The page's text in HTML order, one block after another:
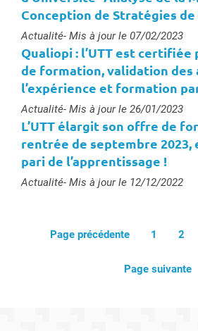
Conception de Stratégies
Type :
Actualité- Mis à jour le 07/02/2023
Qualiopi : l’UTT est certifiée
de formation, validation des
l’expérience et formation
Type :
Actualité- Mis à jour le 26/01/2023
L’UTT élargit son offre de
rentrée de septembre 2023,
pari de l’apprentissage !
Type :
Actualité- Mis à jour le 12/12/2022
Page précédente 1 2
Page suivante